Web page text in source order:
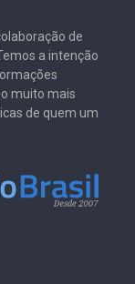
de
a intenção
muito mais
de quem um